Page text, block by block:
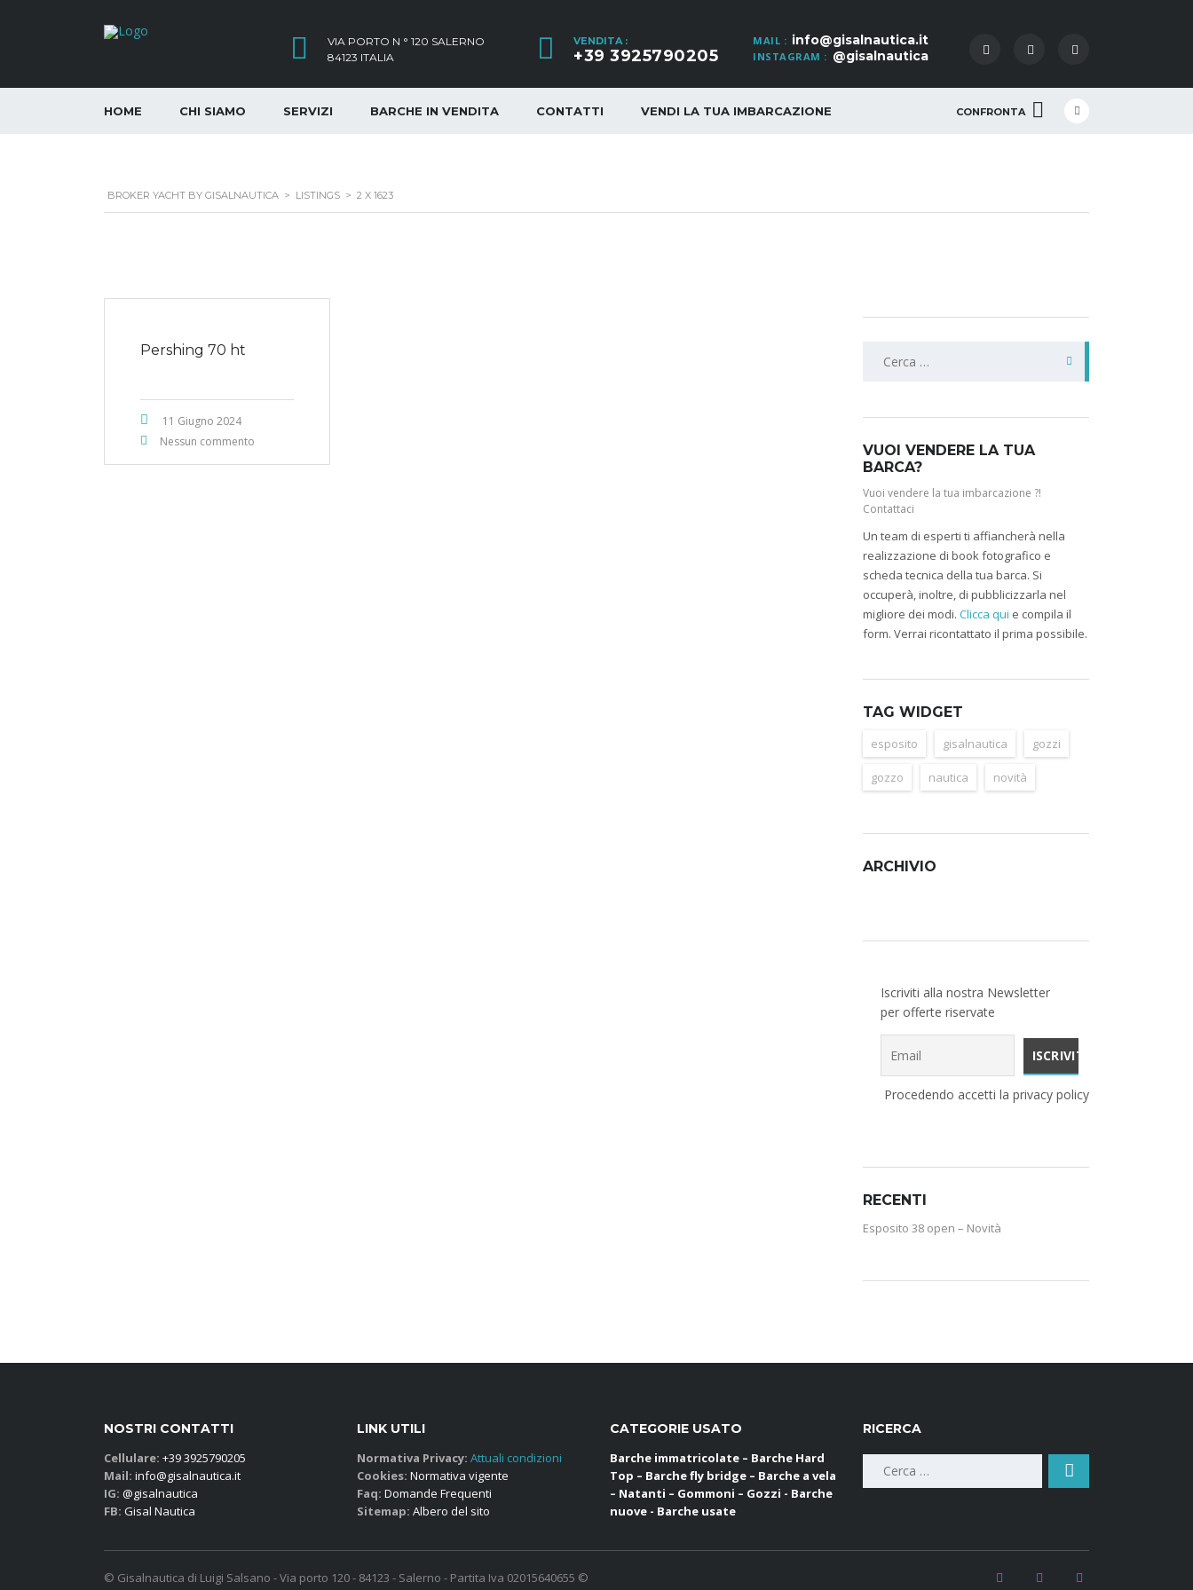
MAIL : info@gisalnautica.it
INSTAGRAM : @gisalnautica
VENDITA :
+39 3925790205
VIA PORTO N ° 120 SALERNO
84123 ITALIA
CONFRONTA
HOME CHI SIAMO SERVIZI BARCHE IN VENDITA CONTATTI VENDI LA TUA IMBARCAZIONE
BROKER YACHT BY GISALNAUTICA > LISTINGS > 2 X 1623
Pershing 70 ht
11 Giugno 2024
Nessun commento
VUOI VENDERE LA TUA
BARCA?
Vuoi vendere la tua imbarcazione ?!
Contattaci
Un team di esperti ti affiancherà nella
realizzazione di book fotografico e
scheda tecnica della tua barca. Si
occuperà, inoltre, di pubblicizzarla nel
migliore dei modi. Clicca qui e compila il
form. Verrai ricontattato il prima possibile.
TAG WIDGET
esposito gisalnautica gozzi
gozzo nautica novità
ARCHIVIO
Iscriviti alla nostra Newsletter
per offerte riservate
Procedendo accetti la privacy policy
RECENTI
Esposito 38 open – Novità
NOSTRI CONTATTI
Cellulare: +39 3925790205
Mail: info@gisalnautica.it
IG: @gisalnautica
FB: Gisal Nautica
LINK UTILI
Normativa Privacy: Attuali condizioni
Cookies: Normativa vigente
Faq: Domande Frequenti
Sitemap: Albero del sito
CATEGORIE USATO
Barche immatricolate – Barche Hard
Top – Barche fly bridge – Barche a vela
– Natanti – Gommoni – Gozzi - Barche
nuove - Barche usate
RICERCA
Ricerca
© Gisalnautica di Luigi Salsano - Via porto 120 - 84123 - Salerno - Partita Iva 02015640655 ©